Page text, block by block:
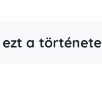
ezt a